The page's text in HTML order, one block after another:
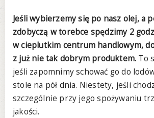
Jeśli wybierzemy się po nasz olej, a
zdobyczą w torebce spędzimy 2
w cieplutkim centrum handlowym,
z już nie tak dobrym produktem. To
jeśli zapomnimy schować go do
stole na pół dnia. Niestety, jeśli
szczególnie przy jego spożywaniu
jakości.